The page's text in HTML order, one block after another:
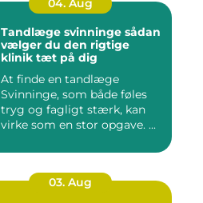
04. Aug
Tandlæge svinninge sådan
vælger du den rigtige
klinik tæt på dig
At finde en tandlæge
Svinninge, som både føles
tryg og fagligt stærk, kan
virke som en stor opgave. ...
03. Aug